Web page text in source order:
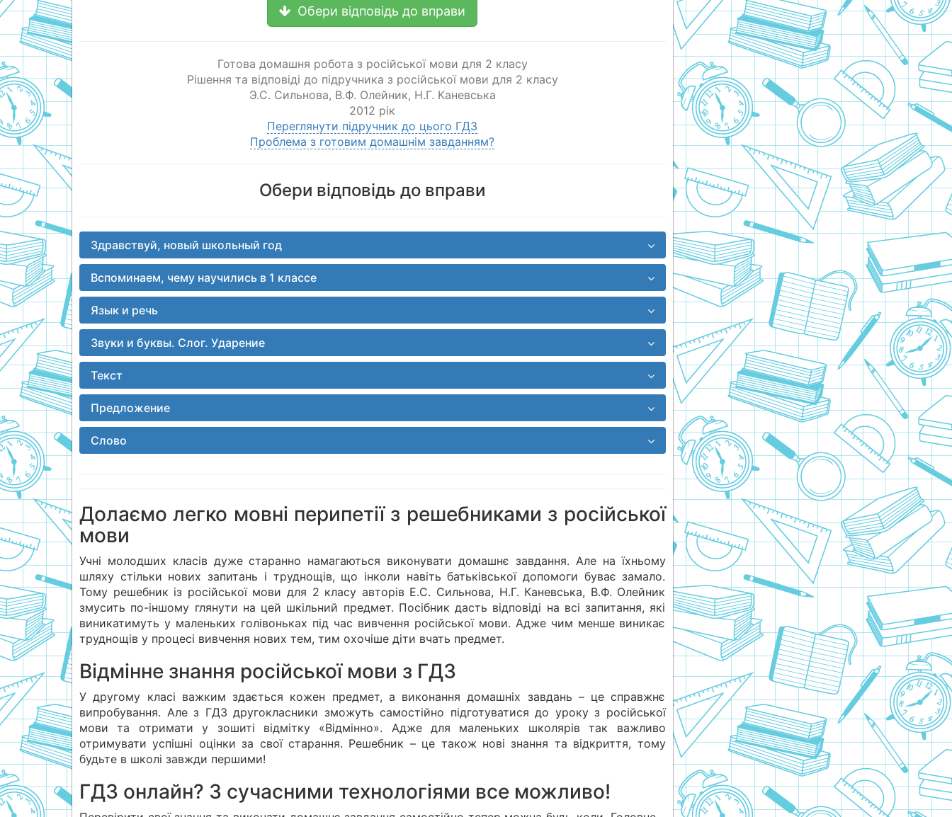
Обери відповідь до вправи
Готова домашня робота з російської мови для 2 класу
Рішення та відповіді до підручника з російської мови для 2 класу
Э.С. Сильнова, В.Ф. Олейник, Н.Г. Каневська
2012 рік
Переглянути підручник до цього ГДЗ
Проблема з готовим домашнім завданням?
Обери відповідь до вправи
Здравствуй, новый школьный год
Вспоминаем, чему научились в 1 классе
Язык и речь
Звуки и буквы. Слог. Ударение
Текст
Предложение
Слово
Долаємо легко мовні перипетії з решебниками з російської
мови
Учні молодших класів дуже старанно намагаються виконувати домашнє завдання. Але на їхньому
шляху стільки нових запитань і труднощів, що інколи навіть батьківської допомоги буває замало.
Тому решебник із російської мови для 2 класу авторів Е.С. Сильнова, Н.Г. Каневська, В.Ф. Олейник
змусить по-іншому глянути на цей шкільний предмет. Посібник дасть відповіді на всі запитання, які
виникатимуть у маленьких голівоньках під час вивчення російської мови. Адже чим менше виникає
труднощів у процесі вивчення нових тем, тим охочіше діти вчать предмет.
Відмінне знання російської мови з ГДЗ
У другому класі важким здається кожен предмет, а виконання домашніх завдань – це справжнє
випробування. Але з ГДЗ другокласники зможуть самостійно підготуватися до уроку з російської
мови та отримати у зошиті відмітку «Відмінно». Адже для маленьких школярів так важливо
отримувати успішні оцінки за свої старання. Решебник – це також нові знання та відкриття, тому
будьте в школі завжди першими!
ГДЗ онлайн? З сучасними технологіями все можливо!